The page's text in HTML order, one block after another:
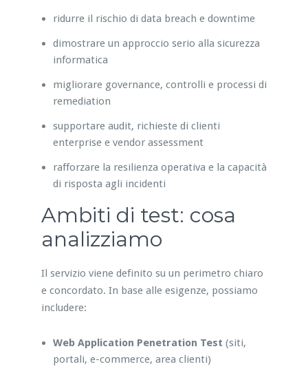
ridurre il rischio di data breach e downtime
dimostrare un approccio serio alla sicurezza
informatica
migliorare governance, controlli e processi di
remediation
supportare audit, richieste di clienti
enterprise e vendor assessment
rafforzare la resilienza operativa e la capacità
di risposta agli incidenti
Ambiti di test: cosa
analizziamo
Il servizio viene definito su un perimetro chiaro
e concordato. In base alle esigenze, possiamo
includere:
Web Application Penetration Test (siti,
portali, e-commerce, area clienti)